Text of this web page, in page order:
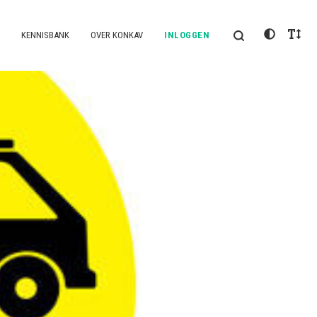
KENNISBANK OVER KONKAV INLOGGEN